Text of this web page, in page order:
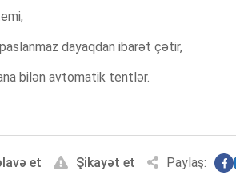
dayaqdan ibarət çətir,
bilən avtomatik tentlər.
et Şikayət et Paylaş: